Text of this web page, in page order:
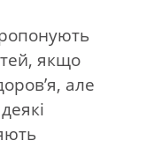
якщо
але